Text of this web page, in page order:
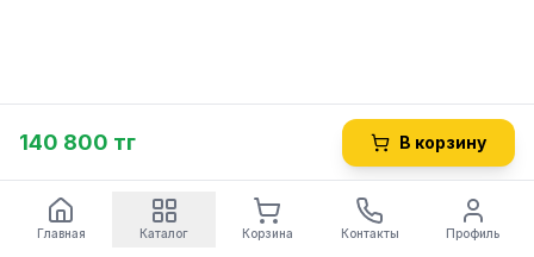
140 800 тг В корзину
Главная Каталог Корзина Контакты Профиль